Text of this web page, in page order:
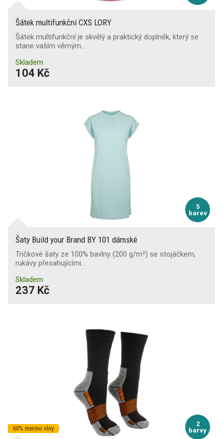
Šátek multifunkční CXS LORY
Šátek multifunkční je skvělý a praktický doplněk, který se
stane vaším věrným…
Skladem
104 Kč
5
barev
Šaty Build your Brand BY 101 dámské
Tričkové šaty ze 100% bavlny (200 g/m²) se stojáčkem,
rukávy přesahujícími…
Skladem
237 Kč
2
barvy
60% merino vlny